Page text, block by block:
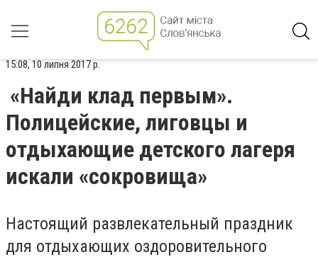
15:08, 10 липня 2017 р.
«Найди клад первым».
Полицейские, лиговцы и
отдыхающие детского лагеря
искали «сокровища»
Настоящий развлекательный праздник
для отдыхающих оздоровительного